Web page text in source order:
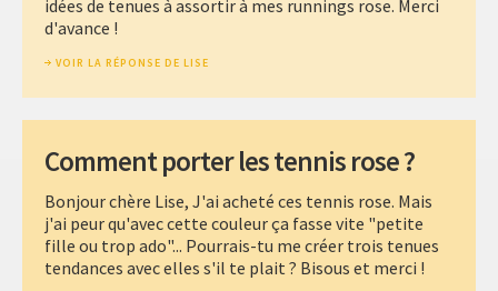
idées de tenues à assortir à mes runnings rose. Merci
d'avance !
VOIR LA RÉPONSE DE LISE
Comment porter les tennis rose ?
Bonjour chère Lise, J'ai acheté ces tennis rose. Mais
j'ai peur qu'avec cette couleur ça fasse vite "petite
fille ou trop ado"... Pourrais-tu me créer trois tenues
tendances avec elles s'il te plait ? Bisous et merci !